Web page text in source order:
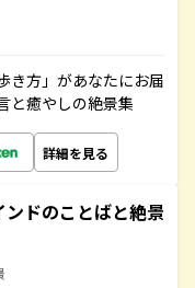
き方」があなたにお届
と癒やしの絶景集
詳細を見る
ドのことばと絶景